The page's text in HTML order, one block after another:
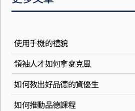
使用手機的禮貌
領袖人才如何拿麥克風
如何教出好品德的資優生
如何推動品德課程